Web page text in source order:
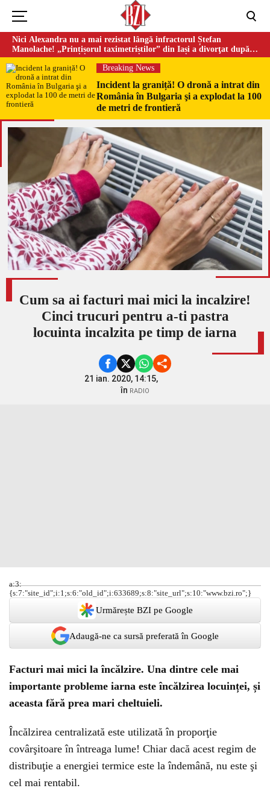
Nici Alexandra nu a mai rezistat lângă infractorul Ștefan
Manolache! „Prințișorul taximetriștilor” din Iași a divorţat după
doi ani de căsnicie
Breaking News
Incident la graniță! O dronă a intrat din
România în Bulgaria şi a explodat la 100
de metri de frontieră
Cum sa ai facturi mai mici la incalzire!
Cinci trucuri pentru a-ti pastra
locuinta incalzita pe timp de iarna
21 ian. 2020, 14:15,
în RADIO
a:3:
{s:7:"site_id";i:1;s:6:"old_id";i:633689;s:8:"site_url";s:10:"www.bzi.ro";}
Urmărește BZI pe Google
Adaugă-ne ca sursă preferată în Google
Facturi mai mici la încălzire. Una dintre cele mai
importante probleme iarna este încălzirea locuinței, și
aceasta fără prea mari cheltuieli.
Încălzirea centralizată este utilizată în proporţie
covârşitoare în întreaga lume! Chiar dacă acest regim de
distribuţie a energiei termice este la îndemână, nu este şi
cel mai rentabil.